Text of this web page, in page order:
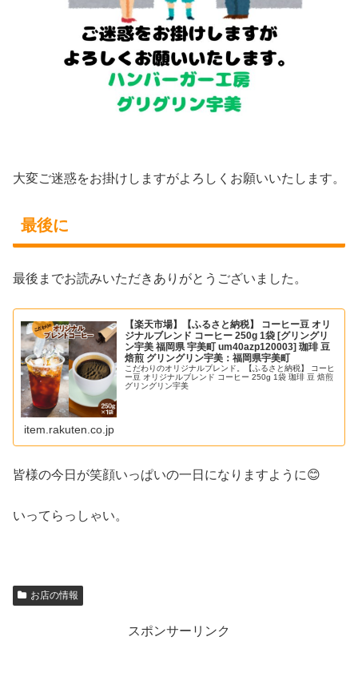
大変ご迷惑をお掛けしますがよろしくお願いいたします。
最後に
最後までお読みいただきありがとうございました。
【楽天市場】【ふるさと納税】 コーヒー豆 オリ
ジナルブレンド コーヒー 250g 1袋 [グリングリ
ン宇美 福岡県 宇美町 um40azp120003] 珈琲 豆
焙煎 グリングリン宇美：福岡県宇美町
こだわりのオリジナルブレンド。【ふるさと納税】 コーヒ
ー豆 オリジナルブレンド コーヒー 250g 1袋 珈琲 豆 焙煎
グリングリン宇美
item.rakuten.co.jp
皆様の今日が笑顔いっぱいの一日になりますように😊
いってらっしゃい。
お店の情報
スポンサーリンク